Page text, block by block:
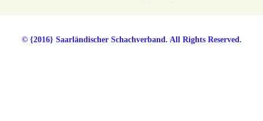
© {2016} Saarländischer Schachverband. All Rights Reserved.